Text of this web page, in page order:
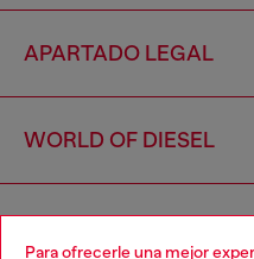
Para ofrecerle una mejor
APARTADO LEGAL
WORLD OF DIESEL